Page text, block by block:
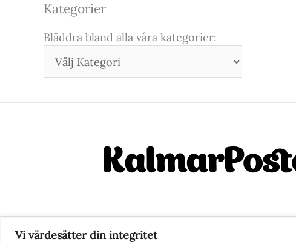
Vi värdesätter din integritet
Kategorier
Bläddra bland alla våra kategorier: